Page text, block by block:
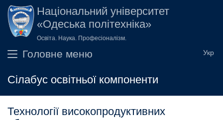
Перейти до основного вмісту
Національний університет
«Одеська політехніка»
Освіта. Наука. Професіоналізм.
Головне меню
Сілабус освітньої компоненти
Технології високопродуктивних